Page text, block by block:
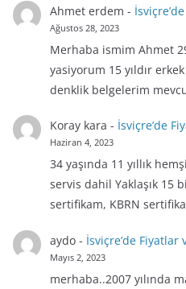
Ahmet erdem -
Ağustos 28, 2023
Merhaba ismim Ahmet
yasiyorum 15 yıldır
denklik belgelerim
Koray kara - İsviçre’de
Haziran 4, 2023
34 yaşında 11 yıllık
servis dahil Yaklaşık 15
sertifikam, KBRN
aydo- İsviçre’de Fiyatlar
Mayıs 2, 2023
merhaba..2007 yılında